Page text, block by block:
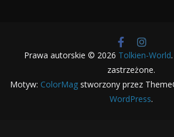
Prawa autorskie © 2026 Tolkien-World
zastrzeżone.
Motyw: ColorMagstworzony przez
WordPress.